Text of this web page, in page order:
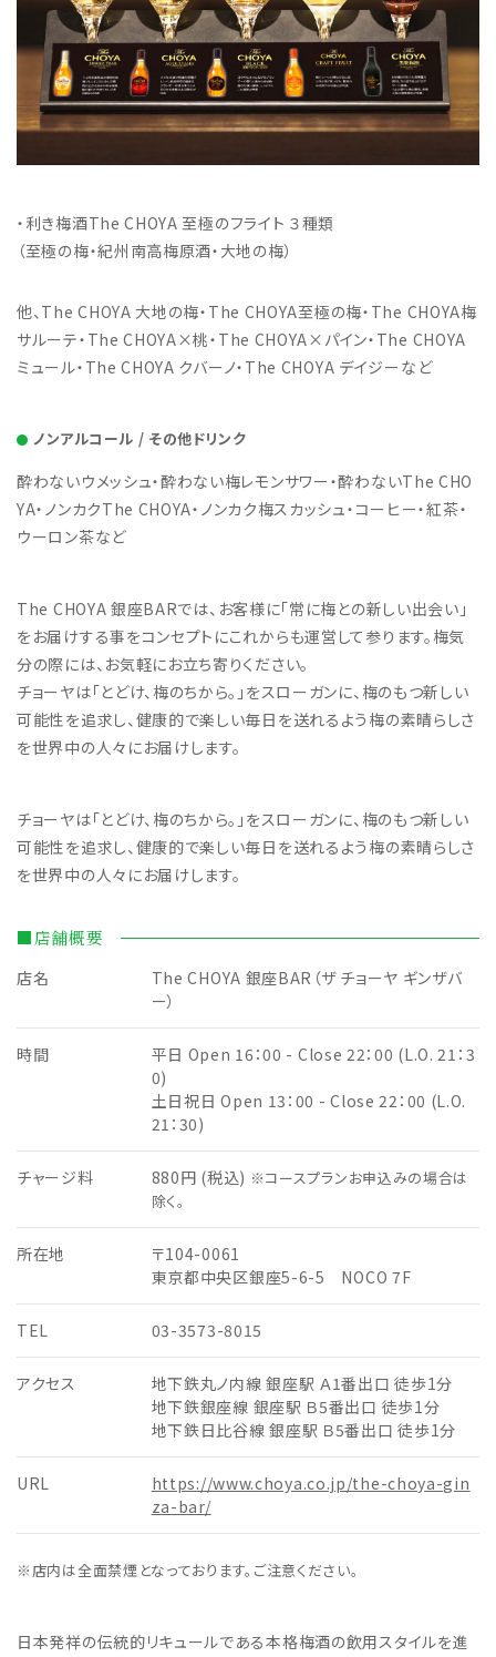
・利き梅酒The CHOYA 至極のフライト ３種類
（至極の梅・紀州南高梅原酒・大地の梅）
他、The CHOYA 大地の梅・The CHOYA至極の梅・The CHOYA梅
サルーテ・The CHOYA×桃・The CHOYA×パイン・The CHOYA
ミュール・The CHOYA クバーノ・The CHOYA デイジーなど
ノンアルコール / その他ドリンク
酔わないウメッシュ・酔わない梅レモンサワー・酔わないThe CHO
YA・ノンカクThe CHOYA・ノンカク梅スカッシュ・コーヒー・紅茶・
ウーロン茶など
The CHOYA 銀座BARでは、お客様に「常に梅との新しい出会い」
をお届けする事をコンセプトにこれからも運営して参ります。梅気
分の際には、お気軽にお立ち寄りください。
チョーヤは「とどけ、梅のちから。」をスローガンに、梅のもつ新しい
可能性を追求し、健康的で楽しい毎日を送れるよう梅の素晴らしさ
を世界中の人々にお届けします。
チョーヤは「とどけ、梅のちから。」をスローガンに、梅のもつ新しい
可能性を追求し、健康的で楽しい毎日を送れるよう梅の素晴らしさ
を世界中の人々にお届けします。
■店舗概要
店名
The CHOYA 銀座BAR（ザ チョーヤ ギンザバ
ー）
時間
平日 Open 16：00 - Close 22：00 (L.O. 21：3
0)
土日祝日 Open 13：00 - Close 22：00 (L.O.
21：30)
チャージ料 880円 (税込) ※コースプランお申込みの場合は
除く。
所在地
〒104-0061
東京都中央区銀座5-6-5 NOCO 7F
TEL 03-3573-8015
アクセス
地下鉄丸ノ内線 銀座駅 Ａ1番出口 徒歩1分
地下鉄銀座線 銀座駅 Ｂ5番出口 徒歩1分
地下鉄日比谷線 銀座駅 Ｂ5番出口 徒歩1分
URL
https://www.choya.co.jp/the-choya-gin
za-bar/
※店内は全面禁煙となっております。ご注意ください。
日本発祥の伝統的リキュールである本格梅酒の飲用スタイルを進